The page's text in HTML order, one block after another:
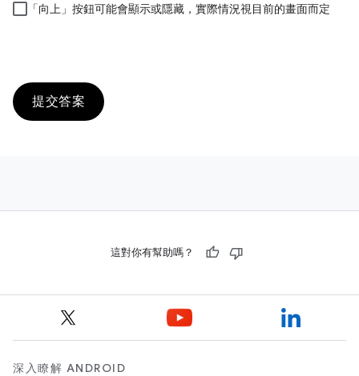
「向上」按鈕可能會顯示或隱藏，實際情況視目前的畫面而定
提交答案
這對你有幫助嗎？
深入瞭解 ANDROID